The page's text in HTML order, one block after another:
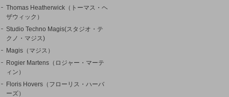
Thomas Heatherwick（トーマス・ヘ
ザウィック）
Studio Techno Magis(スタジオ・テ
クノ・マジス)
Magis（マジス）
Rogier Martens（ロジャー・マーテ
ィン）
Floris Hovers（フローリス・ハーバ
ーズ）